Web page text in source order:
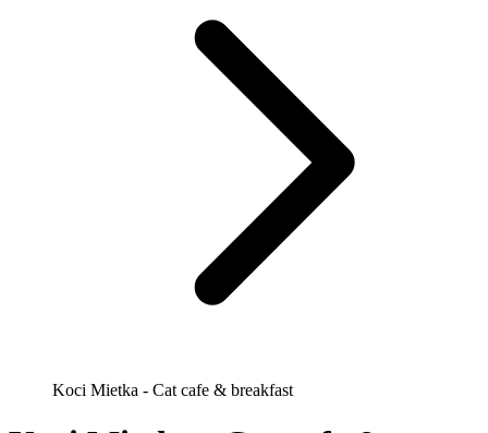
Koci Mietka - Cat cafe & breakfast